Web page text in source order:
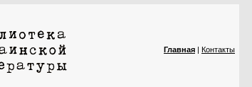
Главная | Контакты